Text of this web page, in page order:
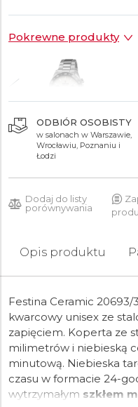
ZEGARKI.PL Sky Tower
Pokrewne produkty
799 zł
ODBIÓR OSOBISTY
w salonach w Warszawie,
Wrocławiu, Poznaniu i
Łodzi
Dodaj do listy
porównywania
Opis produktu
Festina Ceramic
kwarcowy unisex ze
zapięciem. Koperta ze
milimetrów i niebieską
minutową. Niebieska
czasu w formacie 24-
wytrzymałym szkłem